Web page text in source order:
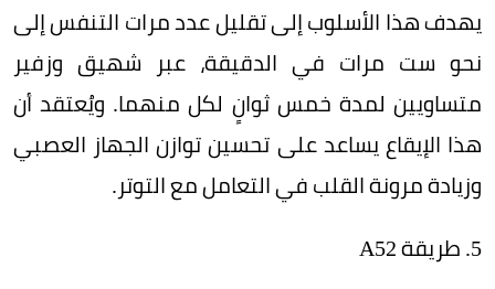
يهدف هذا الأسلوب إلى تقليل عدد مرات التنفس إلى
نحو ست مرات في الدقيقة، عبر شهيق وزفير
متساويين لمدة خمس ثوانٍ لكل منهما. ويُعتقد أن
هذا الإيقاع يساعد على تحسين توازن الجهاز العصبي
وزيادة مرونة القلب في التعامل مع التوتر.
5. طريقة A52